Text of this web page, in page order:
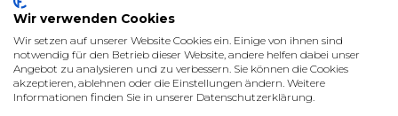
Holzvertäfelungen, edle Stoffe und eine gediegene
Atmosphäre sorgen für ultimative Entspannung. Das
absolute Highlight? Die Terrasse mit Alpenblick und
beheizten Sitzen – perfekt, um auch im Winter die
Wir verwenden Cookies
Wir setzen auf unserer Website Cookies ein. Einige von ihnen sind
notwendig für den Betrieb dieser Website, andere helfen dabei unser
Angebot zu analysieren und zu verbessern. Sie können die Cookies
akzeptieren, ablehnen oder die Einstellungen ändern. Weitere
Informationen finden Sie in unserer Datenschutzerklärung.